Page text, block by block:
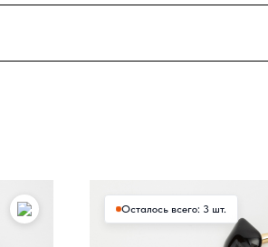
Осталось всего: 3 шт.